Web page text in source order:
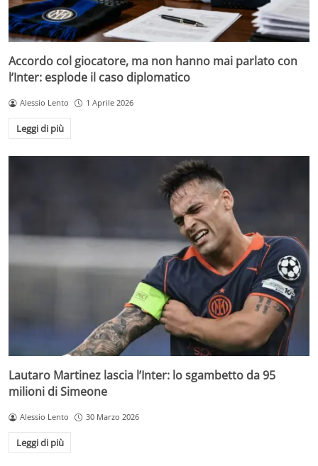
Accordo col giocatore, ma non hanno mai parlato con
l’Inter: esplode il caso diplomatico
Alessio Lento 1 Aprile 2026
Leggi di più
Lautaro Martinez lascia l’Inter: lo sgambetto da 95
milioni di Simeone
Alessio Lento 30 Marzo 2026
Leggi di più